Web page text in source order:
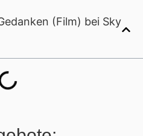
(Film) bei Sky